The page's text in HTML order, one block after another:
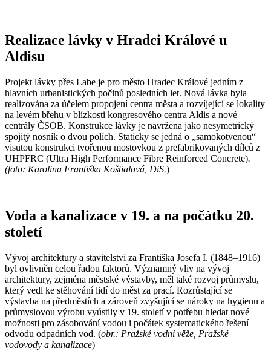
Realizace lávky v Hradci Králové u
Aldisu
Projekt lávky přes Labe je pro město Hradec Králové jedním z
hlavních urbanistických počinů posledních let. Nová lávka byla
realizována za účelem propojení centra města a rozvíjející se lokality
na levém břehu v blízkosti kongresového centra Aldis a nové
centrály ČSOB. Konstrukce lávky je navržena jako nesymetrický
spojitý nosník o dvou polích. Staticky se jedná o „samokotvenou“
visutou konstrukci tvořenou mostovkou z prefabrikovaných dílců z
UHPFRC (Ultra High Performance Fibre Reinforced Concrete).
(foto: Karolina Františka Koštialová, DiS.)
Voda a kanalizace v 19. a na počátku 20.
století
Vývoj architektury a stavitelství za Františka Josefa I. (1848–1916)
byl ovlivněn celou řadou faktorů. Významný vliv na vývoj
architektury, zejména městské výstavby, měl také rozvoj průmyslu,
který vedl ke stěhování lidí do měst za prací. Rozrůstající se
výstavba na předměstích a zároveň zvyšující se nároky na hygienu a
průmyslovou výrobu vyústily v 19. století v potřebu hledat nové
možnosti pro zásobování vodou i počátek systematického řešení
odvodu odpadních vod. (obr.: Pražské vodní věže, Pražské
vodovody a kanalizace)